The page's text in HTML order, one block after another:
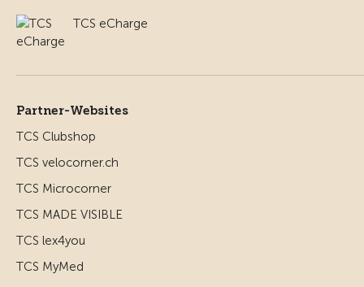
TCS eCharge
Partner-Websites
TCS Clubshop
TCS velocorner.ch
TCS Microcorner
TCS MADE VISIBLE
TCS lex4you
TCS MyMed